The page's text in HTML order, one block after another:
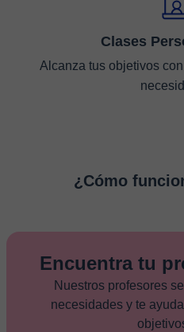
Clases
Alcanza tus objetivos
¿Cómo
Encuentra tu
Nuestros profesores
necesidades y te